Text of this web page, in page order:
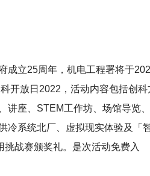
成立25周年，机电工程署将于
开放日2022，活动内容包括创科
讲座、STEM工作坊、场馆导览、
冷系统北厂、虚拟现实体验及「
战赛颁奖礼。是次活动免费入